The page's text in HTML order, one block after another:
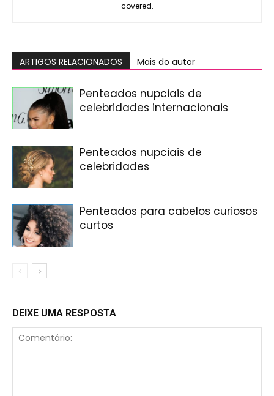
covered.
ARTIGOS RELACIONADOS Mais do autor
Penteados nupciais de
celebridades internacionais
Penteados nupciais de
celebridades
Penteados para cabelos curiosos
curtos
DEIXE UMA RESPOSTA